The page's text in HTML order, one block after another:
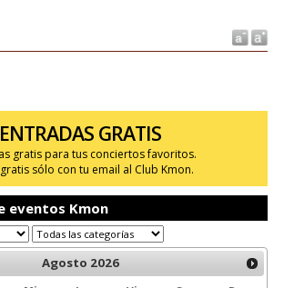
ENTRADAS GRATIS
gratis para tus conciertos favoritos.
sólo con tu email al Club Kmon.
eventos Kmon
Agosto 2026